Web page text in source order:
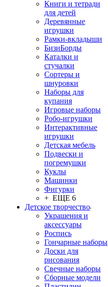
Книги и тетради
для детей
Деревянные
игрушки
Рамки-вкладыши
БизиБорды
Каталки и
стучалки
Сортеры и
шнуровки
Наборы для
купания
Игровые наборы
Робо-игрушки
Интерактивные
игрушки
Детская мебель
Подвески и
погремушки
Куклы
Машинки
Фигурки
+ ЕЩЕ 6
Детское творчество
Украшения и
аксессуары
Роспись
Гончарные наборы
Доски для
рисования
Свечные наборы
Сборные модели